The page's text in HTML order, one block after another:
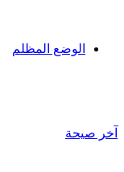
الوضع المظلم
آخر صيحة